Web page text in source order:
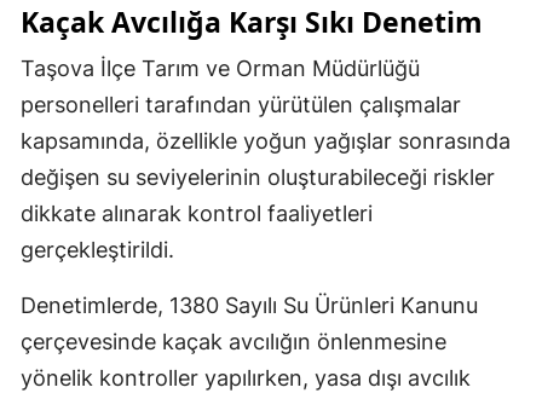
Kaçak Avcılığa Karşı Sıkı Denetim
Taşova İlçe Tarım ve Orman Müdürlüğü
personelleri tarafından yürütülen çalışmalar
kapsamında, özellikle yoğun yağışlar sonrasında
değişen su seviyelerinin oluşturabileceği riskler
dikkate alınarak kontrol faaliyetleri
gerçekleştirildi.
Denetimlerde, 1380 Sayılı Su Ürünleri Kanunu
çerçevesinde kaçak avcılığın önlenmesine
yönelik kontroller yapılırken, yasa dışı avcılık